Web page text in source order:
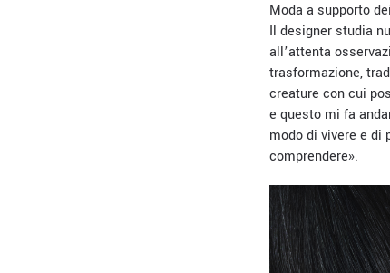
Moda a supporto
Il designer studia
all’attenta
trasformazione,
creature con cui
e questo mi fa
modo di vivere e di
comprendere».